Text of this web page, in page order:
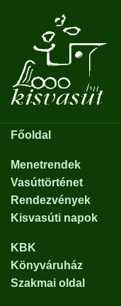
Főoldal
Menetrendek
Vasúttörténet
Rendezvények
Kisvasúti napok
KBK
Könyváruház
Szakmai oldal